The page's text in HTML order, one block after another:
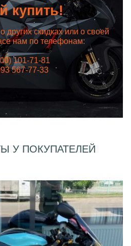
купить!
других скидках или о своей
нам по телефонам:
101-71-81
567-77-33
У ПОКУПАТЕЛЕЙ